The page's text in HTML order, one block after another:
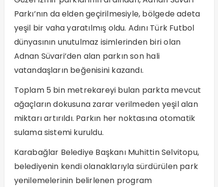
Parkı’nın da elden geçirilmesiyle, bölgede adeta
yeşil bir vaha yaratılmış oldu. Adını Türk Futbol
dünyasının unutulmaz isimlerinden biri olan
Adnan Süvari’den alan parkın son hali
vatandaşların beğenisini kazandı.
Toplam 5 bin metrekareyi bulan parkta mevcut
ağaçların dokusuna zarar verilmeden yeşil alan
miktarı artırıldı. Parkın her noktasına otomatik
sulama sistemi kuruldu.
Karabağlar Belediye Başkanı Muhittin Selvitopu,
belediyenin kendi olanaklarıyla sürdürülen park
yenilemelerinin belirlenen program